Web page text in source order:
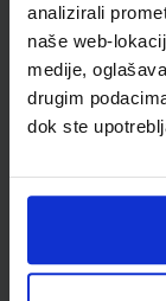
analizirali
naše web-
medije,
drugim
dok ste
Autor(i): Lucić
Nakladnik:
SKU:567648
ŠIFRA OMOTA:
Udžbenik
gimnazija